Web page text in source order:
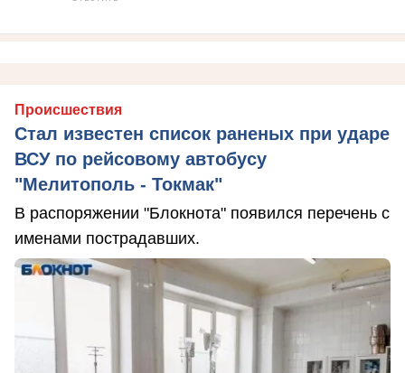
Происшествия
Стал известен список раненых при ударе
ВСУ по рейсовому автобусу
"Мелитополь - Токмак"
В распоряжении "Блокнота" появился перечень с
именами пострадавших.